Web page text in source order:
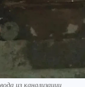
из канализации